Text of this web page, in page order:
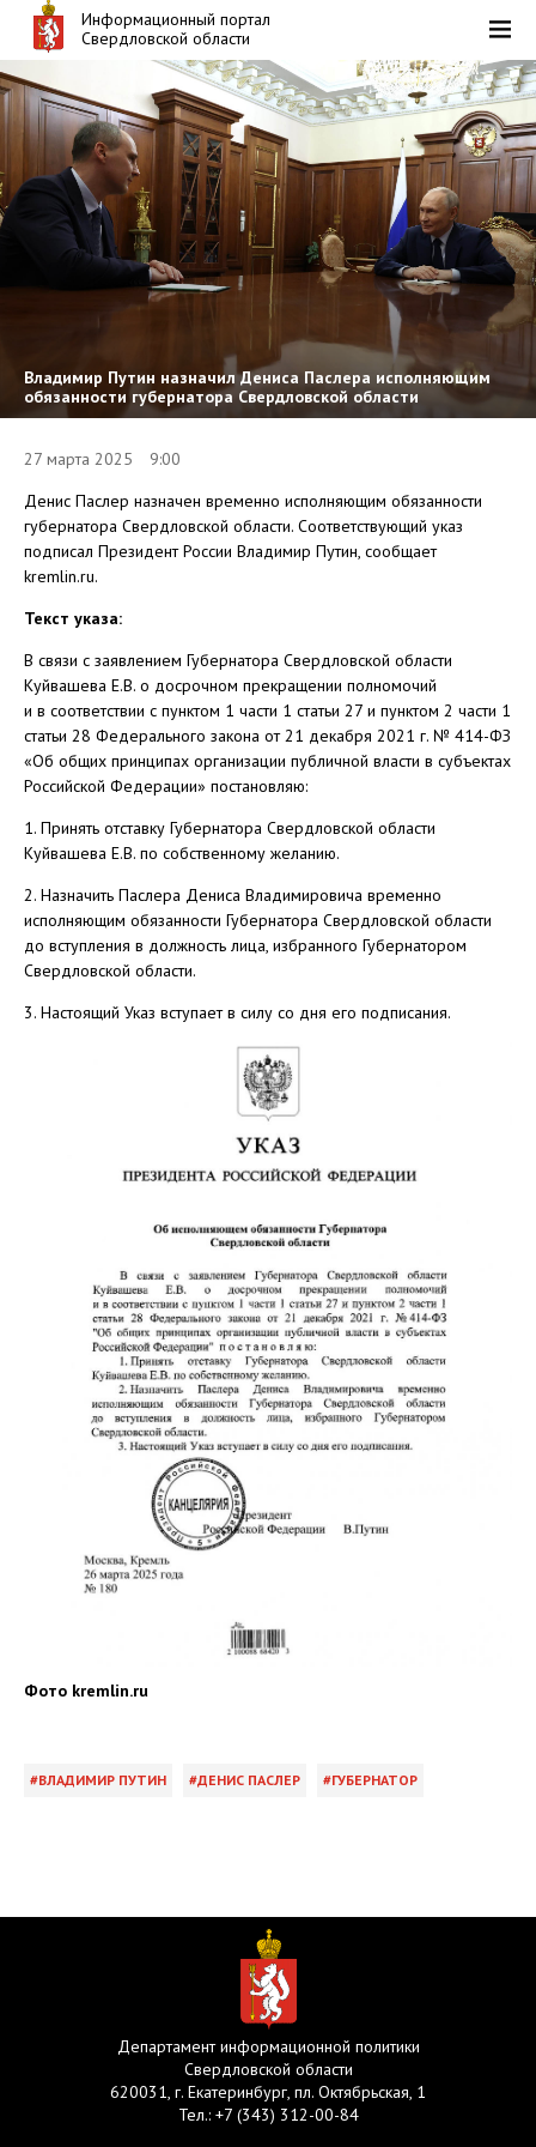
Информационный портал
Свердловской области
Владимир Путин назначил Дениса Паслера исполняющим
обязанности губернатора Свердловской области
27 марта 2025 9:00
Денис Паслер назначен временно исполняющим обязанности
губернатора Свердловской области. Соответствующий указ
подписал Президент России Владимир Путин, сообщает
kremlin.ru.
Текст указа:
В связи с заявлением Губернатора Свердловской области
Куйвашева Е.В. о досрочном прекращении полномочий
и в соответствии с пунктом 1 части 1 статьи 27 и пунктом 2 части 1
статьи 28 Федерального закона от 21 декабря 2021 г. № 414-ФЗ
«Об общих принципах организации публичной власти в субъектах
Российской Федерации» постановляю:
1. Принять отставку Губернатора Свердловской области
Куйвашева Е.В. по собственному желанию.
2. Назначить Паслера Дениса Владимировича временно
исполняющим обязанности Губернатора Свердловской области
до вступления в должность лица, избранного Губернатором
Свердловской области.
3. Настоящий Указ вступает в силу со дня его подписания.
Фото kremlin.ru
ВЛАДИМИР ПУТИН ДЕНИС ПАСЛЕР ГУБЕРНАТОР
Департамент информационной политики
Свердловской области
620031, г. Екатеринбург, пл. Октябрьская, 1
Тел.: +7 (343) 312-00-84